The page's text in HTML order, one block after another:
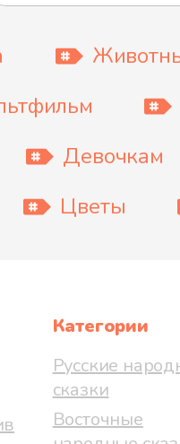
Девочкам
Цветы
Категории
Русские
сказки
Восточные